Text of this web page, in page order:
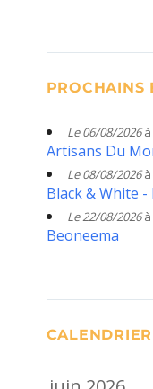
PROCHAINS
Le 06/08/2026à
Artisans Du
Le 08/08/2026à
Black & White -
Le 22/08/2026à
Beoneema
CALENDRIER